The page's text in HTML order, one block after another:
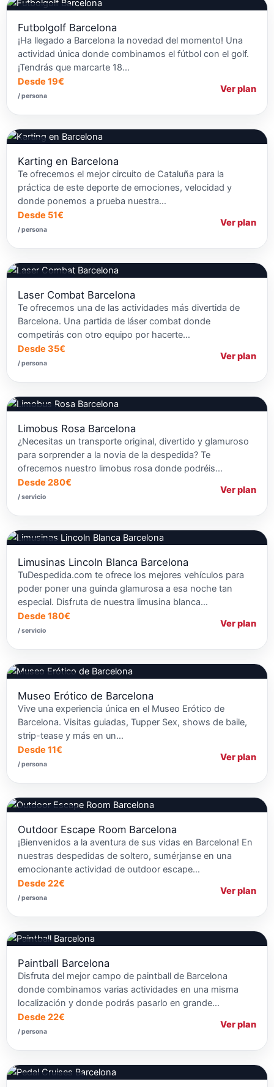
Futbolgolf Barcelona
¡Ha llegado a Barcelona la novedad del momento! Una
actividad única donde combinamos el fútbol con el golf.
¡Tendrás que marcarte 18…
Desde 19€
/ persona
Ver plan
Karting en Barcelona
Te ofrecemos el mejor circuito de Cataluña para la
práctica de este deporte de emociones, velocidad y
donde ponemos a prueba nuestra…
Desde 51€
/ persona
Ver plan
Laser Combat Barcelona
Te ofrecemos una de las actividades más divertida de
Barcelona. Una partida de láser combat donde
competirás con otro equipo por hacerte…
Desde 35€
/ persona
Ver plan
Limobus Rosa Barcelona
¿Necesitas un transporte original, divertido y glamuroso
para sorprender a la novia de la despedida? Te
ofrecemos nuestro limobus rosa donde podréis…
Desde 280€
/ servicio
Ver plan
Limusinas Lincoln Blanca Barcelona
TuDespedida.com te ofrece los mejores vehículos para
poder poner una guinda glamurosa a esa noche tan
especial. Disfruta de nuestra limusina blanca…
Desde 180€
/ servicio
Ver plan
Museo Erótico de Barcelona
Vive una experiencia única en el Museo Erótico de
Barcelona. Visitas guiadas, Tupper Sex, shows de baile,
strip-tease y más en un…
Desde 11€
/ persona
Ver plan
Outdoor Escape Room Barcelona
¡Bienvenidos a la aventura de sus vidas en Barcelona! En
nuestras despedidas de soltero, sumérjanse en una
emocionante actividad de outdoor escape…
Desde 22€
/ persona
Ver plan
Paintball Barcelona
Disfruta del mejor campo de paintball de Barcelona
donde combinamos varias actividades en una misma
localización y donde podrás pasarlo en grande…
Desde 22€
/ persona
Ver plan